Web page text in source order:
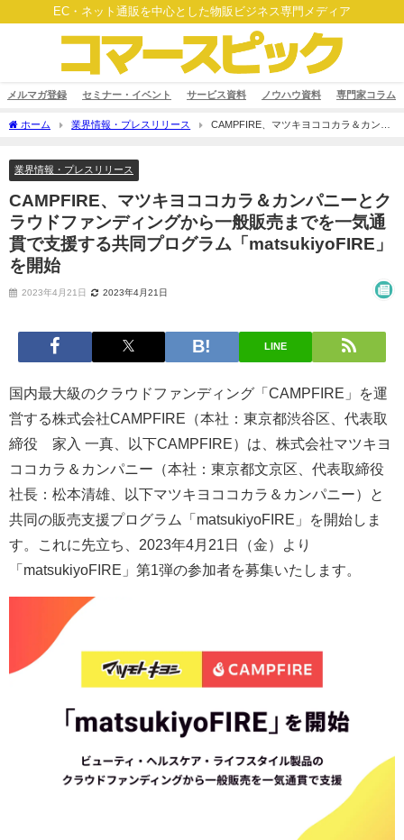
EC・ネット通販を中心とした物販ビジネス専門メディア
メルマガ登録 セミナー・イベント サービス資料 ノウハウ資料 専門家コラム
ホーム 業界情報・プレスリリース
CAMPFIRE、マツキヨココカラ＆カンパ
業界情報・プレスリリース
CAMPFIRE、マツキヨココカラ＆カンパニーとク
ラウドファンディングから一般販売までを一気通
貫で支援する共同プログラム「matsukiyoFIRE」
を開始
2023年4月21日 2023年4月21日
LINE
国内最大級のクラウドファンディング「CAMPFIRE」を運
営する株式会社CAMPFIRE（本社：東京都渋谷区、代表取
締役 家入 一真、以下CAMPFIRE）は、株式会社マツキヨ
ココカラ＆カンパニー（本社：東京都文京区、代表取締役
社長：松本清雄、以下マツキヨココカラ＆カンパニー）と
共同の販売支援プログラム「matsukiyoFIRE」を開始しま
す。これに先立ち、2023年4月21日（金）より
「matsukiyoFIRE」第1弾の参加者を募集いたします。